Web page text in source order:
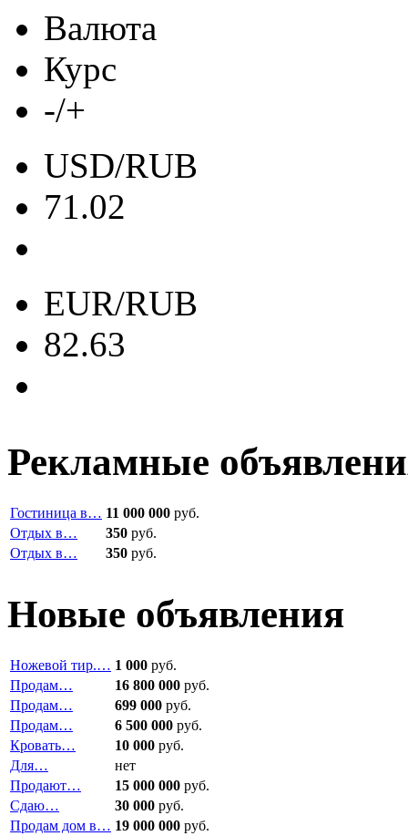
Валюта
Курс
-/+
USD/RUB
71.02
EUR/RUB
82.63
Рекламные
Гостиница в… 11 000 000 руб.
Отдых в…
350 руб.
Отдых в…
350 руб.
Новые объявления
Ножевой тир.… 1 000 руб.
Продам…
16 800 000 руб.
Продам…
699 000 руб.
Продам…
6 500 000 руб.
Кровать…
10 000 руб.
Для…
нет
Продают…
15 000 000 руб.
Сдаю…
30 000 руб.
Продам дом в… 19 000 000 руб.